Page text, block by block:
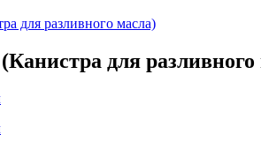
для разливного масла)
для разливного